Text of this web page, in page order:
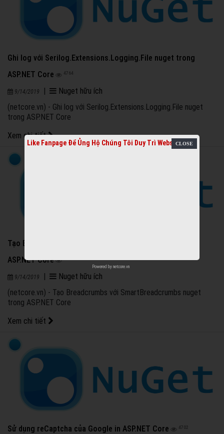
Ghi log với Serilog.Extensions.Logging.File nuget trong
ASP.NET Core
4764
9/14/2019
Nuget hữu ích
(netcore.vn) - Ghi log với Serilog.Extensions.Logging.File nuget
trong ASP.NET Core
Xem chi tiết
Tạo Breadcrumbs với SmartBreadcrumbs nuget trong
ASP.NET Core
9/14/2019 |
Nuget hữu ích
(netcore.vn) - Tạo Breadcrumbs với SmartBreadcrumbs nuget
trong ASP.NET Core
Xem chi tiết
Sử dụng reCaptcha của Google in ASP.NET Core 4702
Like Fanpage Để Ủng Hộ Chúng Tôi Duy Trì Website
Powered by netcore.vn